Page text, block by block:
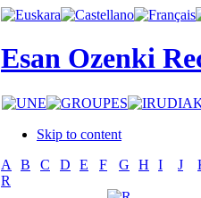
Esan Ozenki
Skip to content
A
B C D E F G H I J
R